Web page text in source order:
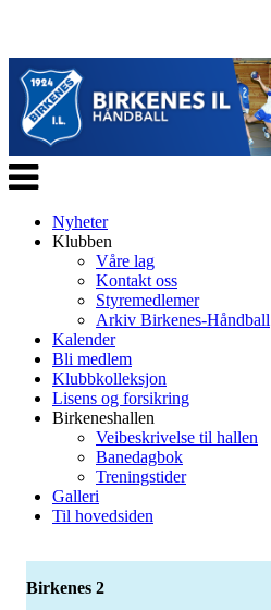
Veksle
navigasjon
Nyheter
Klubben
Våre lag
Kontakt oss
Styremedlemer
Arkiv Birkenes-Håndball
Kalender
Bli medlem
Klubbkolleksjon
Lisens og forsikring
Birkeneshallen
Veibeskrivelse til hallen
Banedagbok
Treningstider
Galleri
Til hovedsiden
Birkenes 2